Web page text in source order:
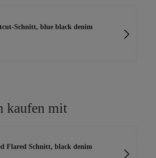
Schnitt, blue black denim
kaufen mit
Flared Schnitt, black denim